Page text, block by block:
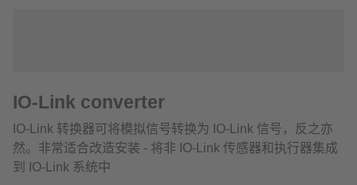
IO-Link converter
IO-Link 转换器可将模拟信号转换为 IO-Link 信号，反之亦
然。非常适合改造安装 - 将非 IO-Link 传感器和执行器集成
到 IO-Link 系统中